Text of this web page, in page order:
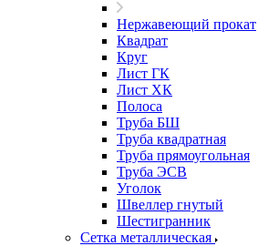
Нержавеющий прокат
Квадрат
Круг
Лист ГК
Лист ХК
Полоса
Труба БШ
Труба квадратная
Труба прямоугольная
Труба ЭСВ
Уголок
Швеллер гнутый
Шестигранник
Сетка металлическая